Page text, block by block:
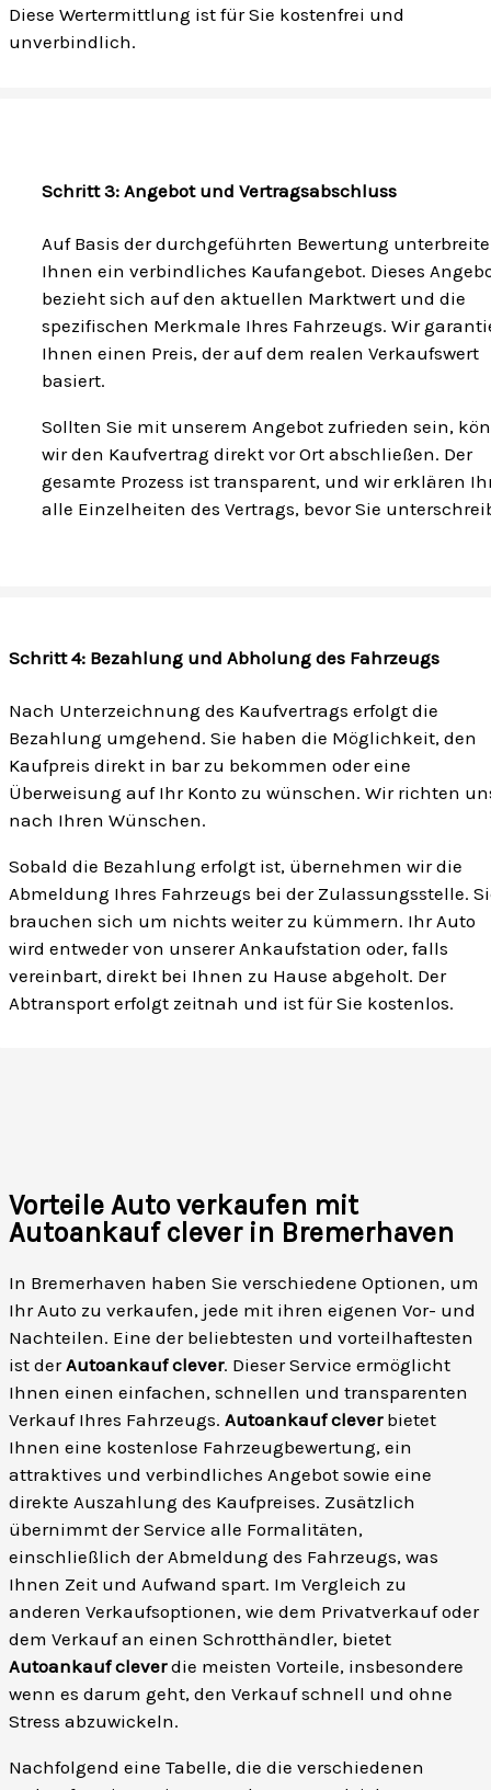
Diese Wertermittlung ist für Sie kostenfrei und
unverbindlich.
Schritt 3: Angebot und Vertragsabschluss
Auf Basis der durchgeführten Bewertung
Ihnen ein verbindliches Kaufangebot. Dieses
bezieht sich auf den aktuellen Marktwert und die
spezifischen Merkmale Ihres Fahrzeugs. Wir
Ihnen einen Preis, der auf dem realen Verkaufswert
basiert.
Sollten Sie mit unserem Angebot zufrieden sein,
wir den Kaufvertrag direkt vor Ort abschließen. Der
gesamte Prozess ist transparent, und wir erklären
alle Einzelheiten des Vertrags, bevor Sie
Schritt 4: Bezahlung und Abholung des Fahrzeugs
Nach Unterzeichnung des Kaufvertrags erfolgt die
Bezahlung umgehend. Sie haben die Möglichkeit, den
Kaufpreis direkt in bar zu bekommen oder eine
Überweisung auf Ihr Konto zu wünschen. Wir richten
nach Ihren Wünschen.
Sobald die Bezahlung erfolgt ist, übernehmen wir die
Abmeldung Ihres Fahrzeugs bei der Zulassungsstelle.
brauchen sich um nichts weiter zu kümmern. Ihr Auto
wird entweder von unserer Ankaufstation oder, falls
vereinbart, direkt bei Ihnen zu Hause abgeholt. Der
Abtransport erfolgt zeitnah und ist für Sie kostenlos.
Vorteile Auto verkaufen mit
Autoankauf clever in Bremerhaven
In Bremerhaven haben Sie verschiedene Optionen, um
Ihr Auto zu verkaufen, jede mit ihren eigenen Vor- und
Nachteilen. Eine der beliebtesten und vorteilhaftesten
ist derAutoankauf clever. Dieser Service ermöglicht
Ihnen einen einfachen, schnellen und transparenten
Verkauf Ihres Fahrzeugs. Autoankauf cleverbietet
Ihnen eine kostenlose Fahrzeugbewertung, ein
attraktives und verbindliches Angebot sowie eine
direkte Auszahlung des Kaufpreises. Zusätzlich
übernimmt der Service alle Formalitäten,
einschließlich der Abmeldung des Fahrzeugs, was
Ihnen Zeit und Aufwand spart. Im Vergleich zu
anderen Verkaufsoptionen, wie dem Privatverkauf oder
dem Verkauf an einen Schrotthändler, bietet
Autoankauf cleverdie meisten Vorteile, insbesondere
wenn es darum geht, den Verkauf schnell und ohne
Stress abzuwickeln.
Nachfolgend eine Tabelle, die die verschiedenen